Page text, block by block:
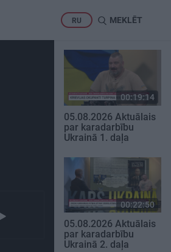
RU MEKLĒT
00:19:14
05.08.2026 Aktuālais
par karadarbību
Ukrainā 1. daļa
00:22:50
05.08.2026 Aktuālais
par karadarbību
Ukrainā 2. daļa